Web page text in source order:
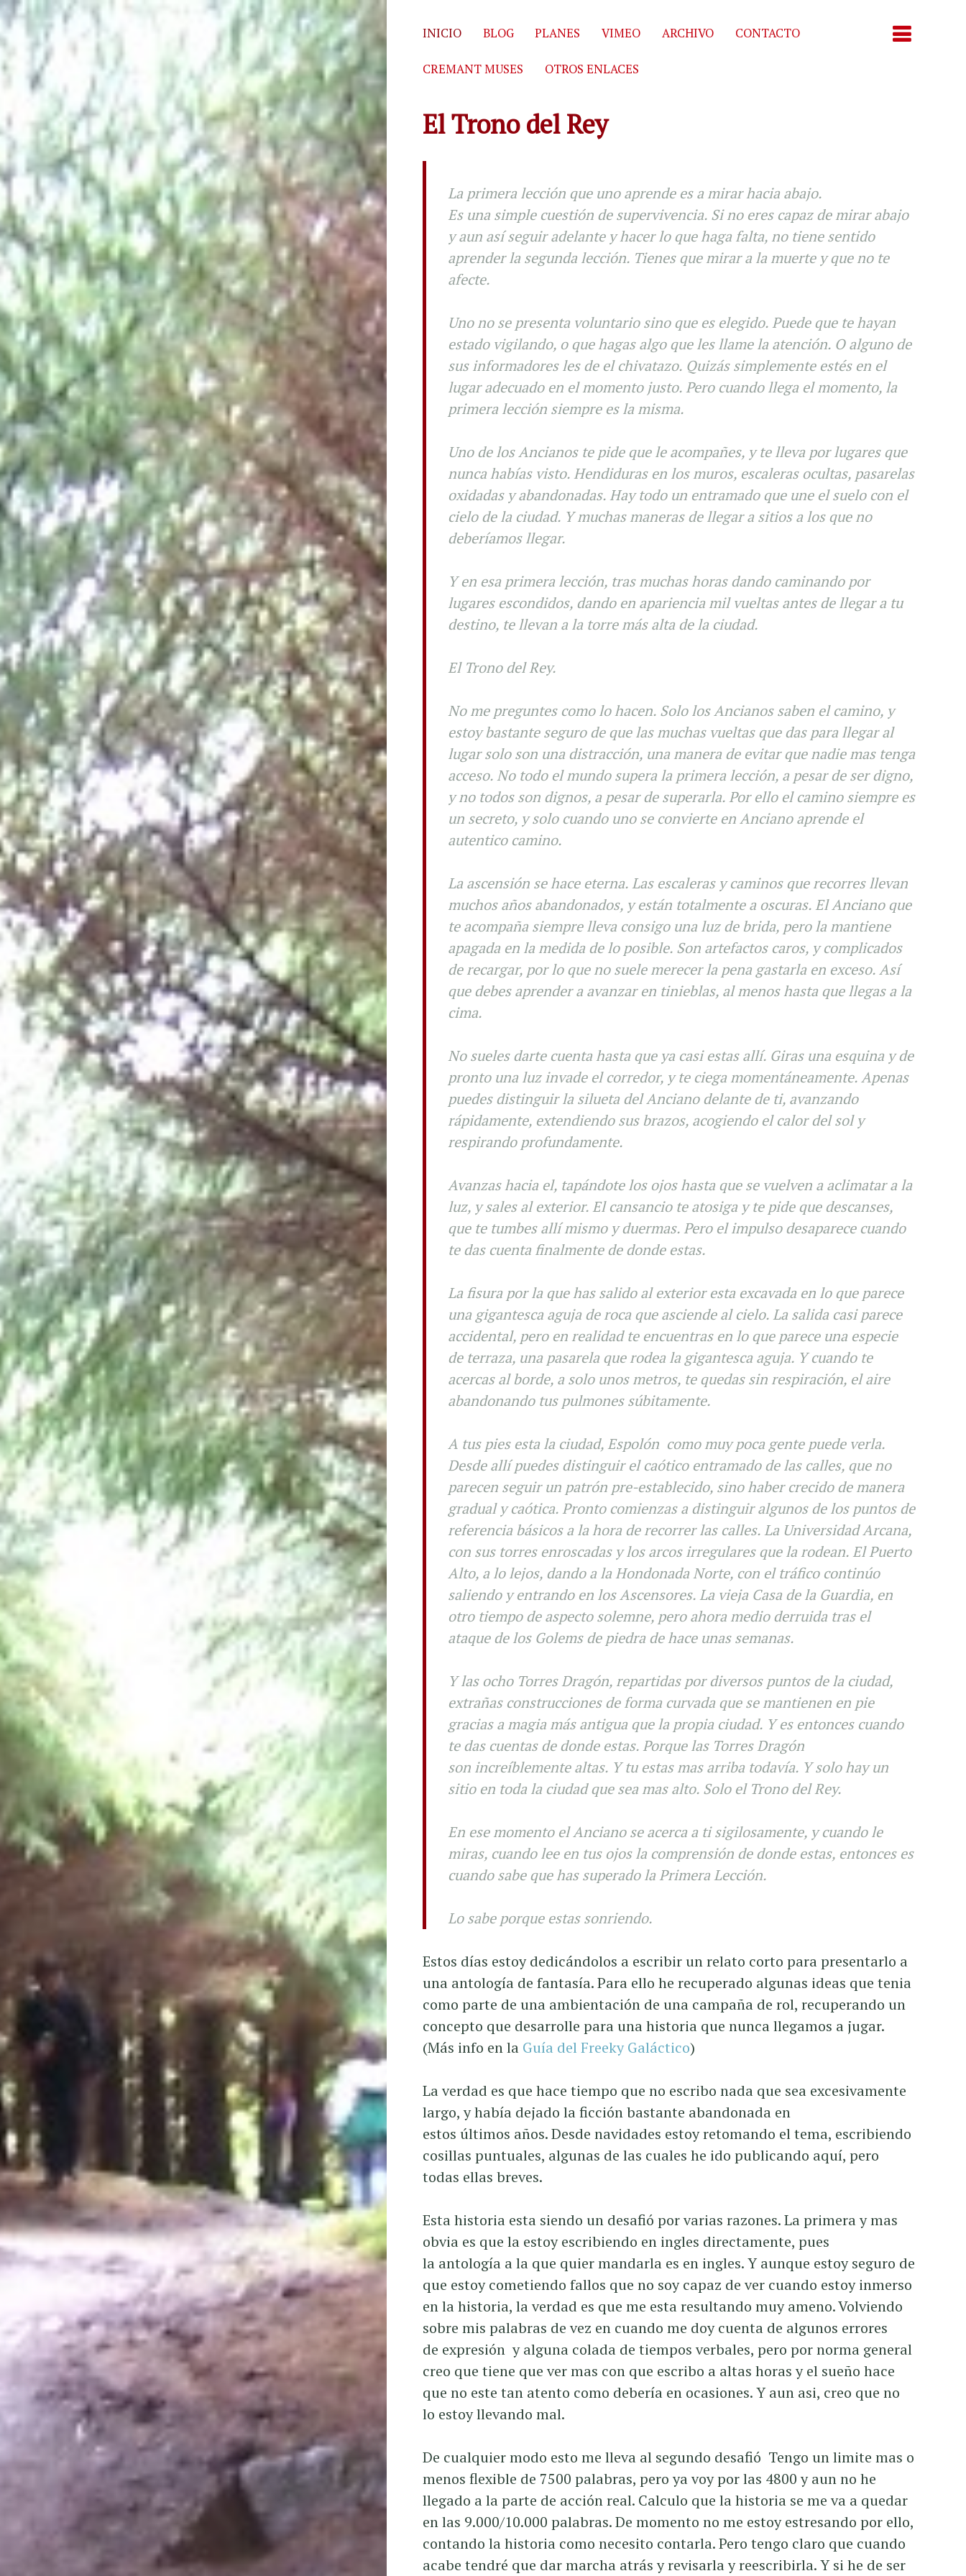
Skip to content
INICIO BLOG PLANES VIMEO ARCHIVO CONTACTO
CREMANT MUSES OTROS ENLACES
El Trono del Rey
La primera lección que uno aprende es a mirar hacia abajo.
Es una simple cuestión de supervivencia. Si no eres capaz de mirar abajo
y aun así seguir adelante y hacer lo que haga falta, no tiene sentido
aprender la segunda lección. Tienes que mirar a la muerte y que no te
afecte.
Uno no se presenta voluntario sino que es elegido. Puede que te hayan
estado vigilando, o que hagas algo que les llame la atención. O alguno de
sus informadores les de el chivatazo. Quizás simplemente estés en el
lugar adecuado en el momento justo. Pero cuando llega el momento, la
primera lección siempre es la misma.
Uno de los Ancianos te pide que le acompañes, y te lleva por lugares que
nunca habías visto. Hendiduras en los muros, escaleras ocultas, pasarelas
oxidadas y abandonadas. Hay todo un entramado que une el suelo con el
cielo de la ciudad. Y muchas maneras de llegar a sitios a los que no
deberíamos llegar.
Y en esa primera lección, tras muchas horas dando caminando por
lugares escondidos, dando en apariencia mil vueltas antes de llegar a tu
destino, te llevan a la torre más alta de la ciudad.
El Trono del Rey.
No me preguntes como lo hacen. Solo los Ancianos saben el camino, y
estoy bastante seguro de que las muchas vueltas que das para llegar al
lugar solo son una distracción, una manera de evitar que nadie mas tenga
acceso. No todo el mundo supera la primera lección, a pesar de ser digno,
y no todos son dignos, a pesar de superarla. Por ello el camino siempre es
un secreto, y solo cuando uno se convierte en Anciano aprende el
autentico camino.
La ascensión se hace eterna. Las escaleras y caminos que recorres llevan
muchos años abandonados, y están totalmente a oscuras. El Anciano que
te acompaña siempre lleva consigo una luz de brida, pero la mantiene
apagada en la medida de lo posible. Son artefactos caros, y complicados
de recargar, por lo que no suele merecer la pena gastarla en exceso. Así
que debes aprender a avanzar en tinieblas, al menos hasta que llegas a la
cima.
No sueles darte cuenta hasta que ya casi estas allí. Giras una esquina y de
pronto una luz invade el corredor, y te ciega momentáneamente. Apenas
puedes distinguir la silueta del Anciano delante de ti, avanzando
rápidamente, extendiendo sus brazos, acogiendo el calor del sol y
respirando profundamente.
Avanzas hacia el, tapándote los ojos hasta que se vuelven a aclimatar a la
luz, y sales al exterior. El cansancio te atosiga y te pide que descanses,
que te tumbes allí mismo y duermas. Pero el impulso desaparece cuando
te das cuenta finalmente de donde estas.
La fisura por la que has salido al exterior esta excavada en lo que parece
una gigantesca aguja de roca que asciende al cielo. La salida casi parece
accidental, pero en realidad te encuentras en lo que parece una especie
de terraza, una pasarela que rodea la gigantesca aguja. Y cuando te
acercas al borde, a solo unos metros, te quedas sin respiración, el aire
abandonando tus pulmones súbitamente.
A tus pies esta la ciudad, Espolón como muy poca gente puede verla.
Desde allí puedes distinguir el caótico entramado de las calles, que no
parecen seguir un patrón pre-establecido, sino haber crecido de manera
gradual y caótica. Pronto comienzas a distinguir algunos de los puntos de
referencia básicos a la hora de recorrer las calles. La Universidad Arcana,
con sus torres enroscadas y los arcos irregulares que la rodean. El Puerto
Alto, a lo lejos, dando a la Hondonada Norte, con el tráfico continúo
saliendo y entrando en los Ascensores. La vieja Casa de la Guardia, en
otro tiempo de aspecto solemne, pero ahora medio derruida tras el
ataque de los Golems de piedra de hace unas semanas.
Y las ocho Torres Dragón, repartidas por diversos puntos de la ciudad,
extrañas construcciones de forma curvada que se mantienen en pie
gracias a magia más antigua que la propia ciudad. Y es entonces cuando
te das cuentas de donde estas. Porque las Torres Dragón
son increíblemente altas. Y tu estas mas arriba todavía. Y solo hay un
sitio en toda la ciudad que sea mas alto. Solo el Trono del Rey.
En ese momento el Anciano se acerca a ti sigilosamente, y cuando le
miras, cuando lee en tus ojos la comprensión de donde estas, entonces es
cuando sabe que has superado la Primera Lección.
Lo sabe porque estas sonriendo.
Estos días estoy dedicándolos a escribir un relato corto para presentarlo a
una antología de fantasía. Para ello he recuperado algunas ideas que tenia
como parte de una ambientación de una campaña de rol, recuperando un
concepto que desarrolle para una historia que nunca llegamos a jugar.
(Más info en la Guía del Freeky Galáctico)
La verdad es que hace tiempo que no escribo nada que sea excesivamente
largo, y había dejado la ficción bastante abandonada en
estos últimos años. Desde navidades estoy retomando el tema, escribiendo
cosillas puntuales, algunas de las cuales he ido publicando aquí, pero
todas ellas breves.
Esta historia esta siendo un desafió por varias razones. La primera y mas
obvia es que la estoy escribiendo en ingles directamente, pues
la antología a la que quier mandarla es en ingles. Y aunque estoy seguro de
que estoy cometiendo fallos que no soy capaz de ver cuando estoy inmerso
en la historia, la verdad es que me esta resultando muy ameno. Volviendo
sobre mis palabras de vez en cuando me doy cuenta de algunos errores
de expresión y alguna colada de tiempos verbales, pero por norma general
creo que tiene que ver mas con que escribo a altas horas y el sueño hace
que no este tan atento como debería en ocasiones. Y aun asi, creo que no
lo estoy llevando mal.
De cualquier modo esto me lleva al segundo desafió Tengo un limite mas o
menos flexible de 7500 palabras, pero ya voy por las 4800 y aun no he
llegado a la parte de acción real. Calculo que la historia se me va a quedar
en las 9.000/10.000 palabras. De momento no me estoy estresando por ello,
contando la historia como necesito contarla. Pero tengo claro que cuando
acabe tendré que dar marcha atrás y revisarla y reescribirla. Y si he de ser